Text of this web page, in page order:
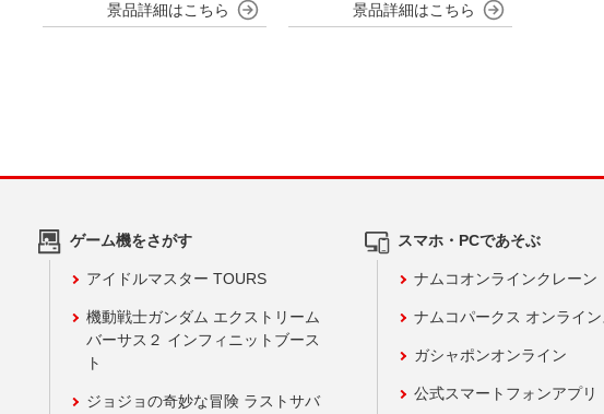
ゲーム機をさがす
アイドルマスター TOURS
機動戦士ガンダム エクストリーム
バーサス２ インフィニットブース
ト
ジョジョの奇妙な冒険 ラストサバ
スマホ・PCであそぶ
ナムコオンラインクレーン
ナムコパークス オンライ
ガシャポンオンライン
公式スマートフォンアプリ